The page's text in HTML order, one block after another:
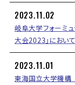
2023.11.02
岐阜大学フォーミ
大会2023」におい
2023.11.01
東海国立大学機